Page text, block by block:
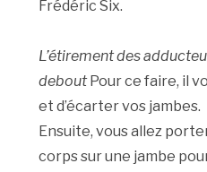
Frédéric Six.
L’étirement des
deboutPour ce faire, il
et d’écarter vos jambes.
Ensuite, vous allez
corps sur une jambe